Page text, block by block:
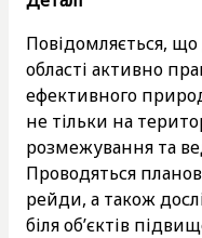
Повідомляється, що
області активно
ефективного
не тільки на
розмежування та
Проводяться
рейди, а також
біля об’єктів